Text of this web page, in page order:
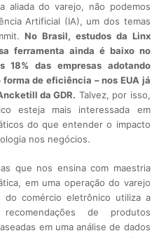
aliada do varejo, não podemos
Artificial (IA), um dos temas
No Brasil, estudos da Linx
ferramenta ainda é baixo no
18% das empresas adotando
de eficiência – nos EUA já
da GDR. Talvez, por isso,
esteja mais interessada em
do que entender o impacto
nos negócios.
que nos ensina com maestria
em uma operação do varejo
comércio eletrônico utiliza a
de produtos
em uma análise de dados